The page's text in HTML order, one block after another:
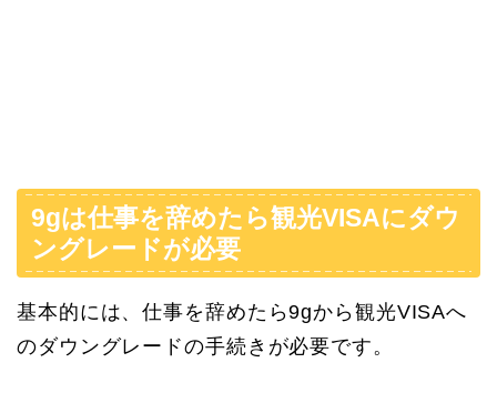
9gは仕事を辞めたら観光VISAにダウ
ングレードが必要
基本的には、仕事を辞めたら9gから観光VISAへ
のダウングレードの手続きが必要です。